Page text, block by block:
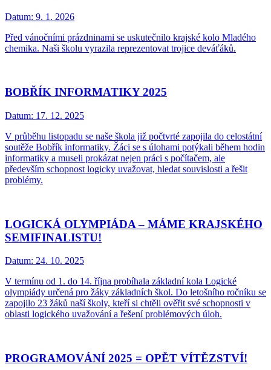
Datum: 9. 1. 2026
Před vánočními prázdninami se uskutečnilo krajské kolo Mladého
chemika. Naši školu vyrazila reprezentovat trojice deváťáků.
BOBŘÍK INFORMATIKY 2025
Datum: 17. 12. 2025
V průběhu listopadu se naše škola již počtvrté zapojila do celostátní
soutěže Bobřík informatiky. Žáci se s úlohami potýkali během hodin
informatiky a museli prokázat nejen práci s počítačem, ale
především schopnost logicky uvažovat, hledat souvislosti a řešit
problémy.
LOGICKÁ OLYMPIÁDA – MÁME KRAJSKÉHO
SEMIFINALISTU!
Datum: 24. 10. 2025
V termínu od 1. do 14. října probíhala základní kola Logické
olympiády určená pro žáky základních škol. Do letošního ročníku se
zapojilo 23 žáků naší školy, kteří si chtěli ověřit své schopnosti v
oblasti logického uvažování a řešení problémových úloh.
PROGRAMOVÁNÍ 2025 = OPĚT VÍTĚZSTVÍ!